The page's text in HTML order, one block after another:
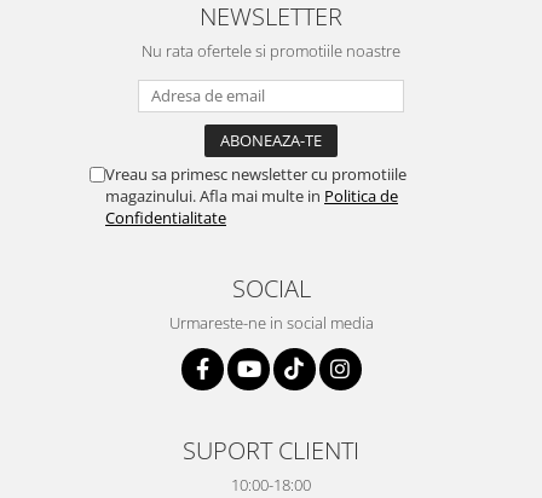
NEWSLETTER
Nu rata ofertele si promotiile noastre
Vreau sa primesc newsletter cu promotiile
magazinului. Afla mai multe in Politica de
Confidentialitate
SOCIAL
Urmareste-ne in social media
SUPORT CLIENTI
10:00-18:00